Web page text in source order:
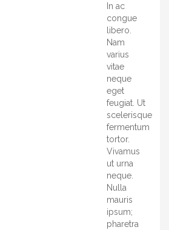
In ac
congue
libero.
Nam
varius
vitae
neque
eget
feugiat. Ut
scelerisque
fermentum
tortor.
Vivamus
ut urna
neque.
Nulla
mauris
ipsum;
pharetra